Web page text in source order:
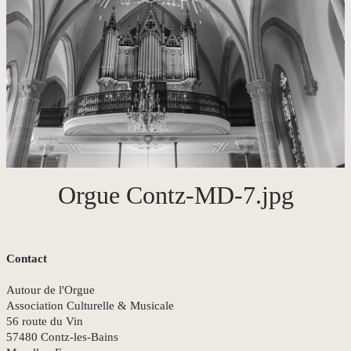
CONTACT
Orgue Contz-MD-7.jpg
Contact
Autour de l'Orgue
Association Culturelle & Musicale
56 route du Vin
57480 Contz-les-Bains